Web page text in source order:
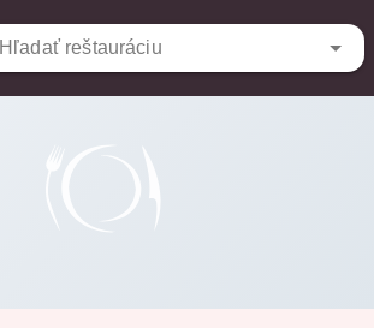
Hľadať reštauráciu
Espresso Dvorana